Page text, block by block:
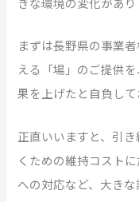
まずは長野県の事業
える「場」のご提供
果を上げたと自負して
正直いいますと、引
くための維持コスト
への対応など、大きな